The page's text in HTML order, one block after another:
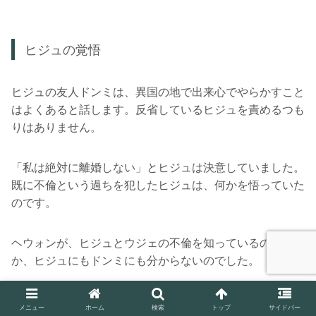
ヒジュの覚悟
ヒジュの友人ドンミは、異国の地で出来心でやらかすこと
はよくあると話します。反省しているヒジュを責めるつも
りはありません。
「私は絶対に離婚しない」とヒジュは決意していました。
既に不倫という過ちを犯したヒジュは、何かを悟っていた
のです。
ヘウォンが、ヒジュとウジェの不倫を知っているのかどう
か、ヒジュにもドンミにも分からないのでした。
その夜、ヒジュの夫ヒョンソンは再びヘウォンと会い、
メニュー ホーム 検索 トップ サイドバー